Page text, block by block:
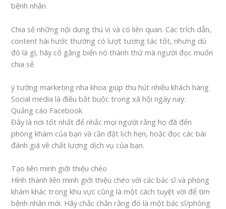
bệnh nhân.
Chia sẻ những nội dung thú vị và có liên quan. Các trích dẫn,
content hài hước thường có lượt tương tác tốt, nhưng dù
đó là gì, hãy cố gắng biến nó thành thứ mà người đọc muốn
chia sẻ.
ý tưởng marketing nha khoa giúp thu hút nhiều khách hàng
Social media là điều bắt buộc trong xã hội ngày nay.
Quảng cáo Facebook
Đây là nơi tốt nhất để nhắc mọi người rằng họ đã đến
phòng khám của bạn và cần đặt lịch hẹn, hoặc đọc các bài
đánh giá về chất lượng dịch vụ của bạn.
Tạo liên minh giới thiệu chéo
Hình thành liên minh giới thiệu chéo với các bác sĩ và phòng
khám khác trong khu vực cũng là một cách tuyệt vời để tìm
bệnh nhân mới. Hãy chắc chắn rằng đó là một bác sĩ/phòng